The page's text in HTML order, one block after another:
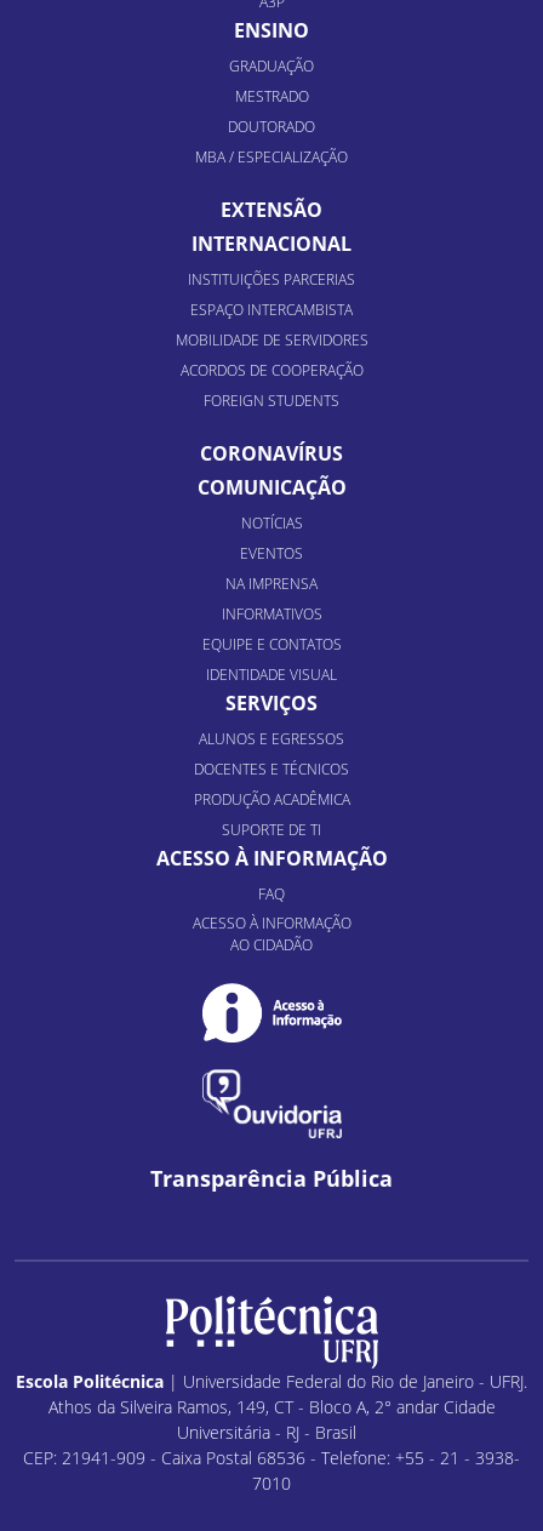
ENSINO
GRADUAÇÃO
MESTRADO
DOUTORADO
MBA / ESPECIALIZAÇÃO
EXTENSÃO
INTERNACIONAL
INSTITUIÇÕES PARCERIAS
ESPAÇO INTERCAMBISTA
MOBILIDADE DE SERVIDORES
ACORDOS DE COOPERAÇÃO
FOREIGN STUDENTS
CORONAVÍRUS
COMUNICAÇÃO
NOTÍCIAS
EVENTOS
NA IMPRENSA
INFORMATIVOS
EQUIPE E CONTATOS
IDENTIDADE VISUAL
SERVIÇOS
ALUNOS E EGRESSOS
DOCENTES E TÉCNICOS
PRODUÇÃO ACADÊMICA
SUPORTE DE TI
ACESSO À INFORMAÇÃO
FAQ
ACESSO À INFORMAÇÃO
AO CIDADÃO
Transparência Pública
Escola Politécnica | Universidade Federal do Rio de Janeiro - UFRJ.
Athos da Silveira Ramos, 149, CT - Bloco A, 2° andar Cidade
Universitária - RJ - Brasil
CEP: 21941-909 - Caixa Postal 68536 - Telefone: +55 - 21 - 3938-
7010